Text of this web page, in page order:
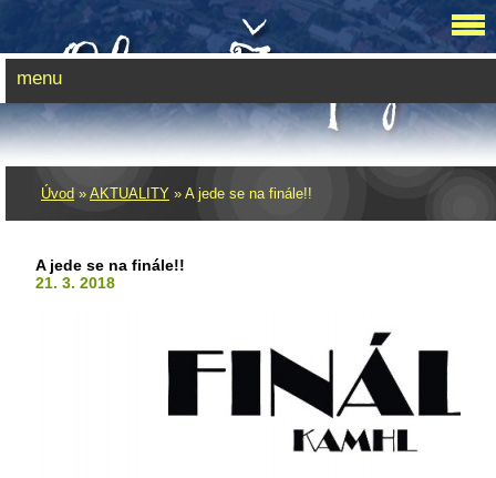
Úvod » AKTUALITY » A jede se na finále!!
A jede se na finále!!
21. 3. 2018
menu